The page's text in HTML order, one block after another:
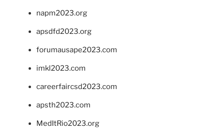
napm2023.org
apsdfd2023.org
forumausape2023.com
imkl2023.com
careerfaircsd2023.com
apsth2023.com
MedItRio2023.org